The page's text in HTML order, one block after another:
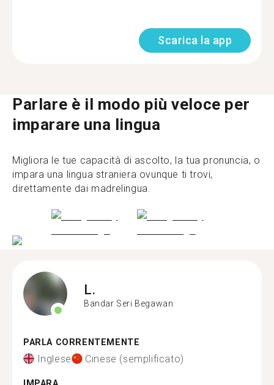
Scarica la app
Parlare è il modo più veloce per
imparare una lingua
Migliora le tue capacità di ascolto, la tua pronuncia, o
impara una lingua straniera ovunque ti trovi,
direttamente dai madrelingua.
L.
Bandar Seri Begawan
PARLA CORRENTEMENTE
Inglese Cinese (semplificato)